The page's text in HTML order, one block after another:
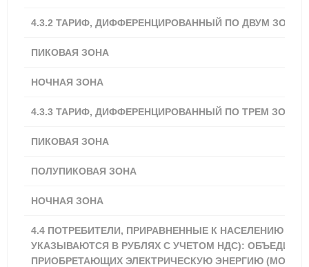
4.3.2 ТАРИФ, ДИФФЕРЕНЦИРОВАННЫЙ ПО ДВУМ
ПИКОВАЯ ЗОНА
НОЧНАЯ ЗОНА
4.3.3 ТАРИФ, ДИФФЕРЕНЦИРОВАННЫЙ ПО ТРЕМ ЗОНАМ
ПИКОВАЯ ЗОНА
ПОЛУПИКОВАЯ ЗОНА
НОЧНАЯ ЗОНА
4.4 ПОТРЕБИТЕЛИ, ПРИРАВНЕННЫЕ К НАСЕЛЕНИЮ
УКАЗЫВАЮТСЯ В РУБЛЯХ С УЧЕТОМ НДС):
ПРИОБРЕТАЮЩИХ ЭЛЕКТРИЧЕСКУЮ ЭНЕРГИЮ